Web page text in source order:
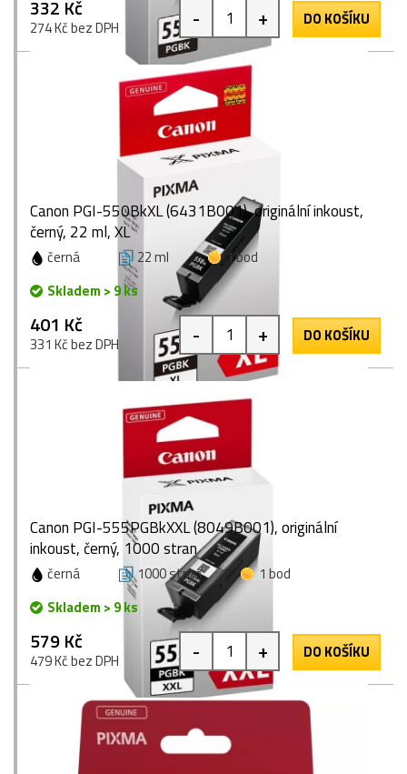
332 Kč
274 Kč bez DPH - + DO KOŠÍKU
Canon PGI-550BkXL (6431B001), originální inkoust,
černý, 22 ml, XL
černá 22 ml
1 bod
Skladem > 9 ks
401 Kč
331 Kč bez DPH - + DO KOŠÍKU
Canon PGI-555PGBkXXL (8049B001), originální
inkoust, černý, 1000 stran
černá 1000 stran
1 bod
Skladem > 9 ks
579 Kč
479 Kč bez DPH - + DO KOŠÍKU